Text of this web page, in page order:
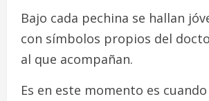
Bajo cada pechina se hallan
con símbolos propios del
al que acompañan.
Es en este momento es